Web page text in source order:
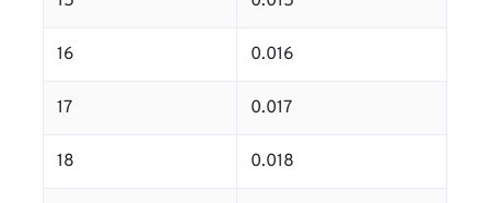
16 0.016
17 0.017
18 0.018